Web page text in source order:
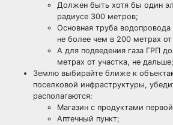
Должен быть хотя бы один
радиусе 300 метров;
Основная труба
не более чем в 200 метрах от
А для подведения газа ГРП
метрах от участка, не дальше;
Землю выбирайте ближе к
поселковой инфраструктуры,
располагаются:
Магазин с продуктами
Аптечный пункт;